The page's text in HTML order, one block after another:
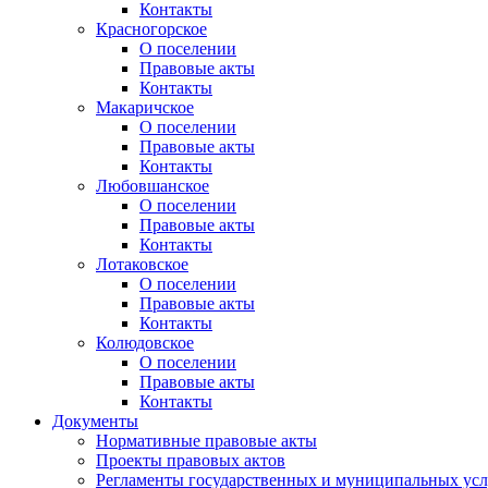
Контакты
Красногорское
О поселении
Правовые акты
Контакты
Макаричское
О поселении
Правовые акты
Контакты
Любовшанское
О поселении
Правовые акты
Контакты
Лотаковское
О поселении
Правовые акты
Контакты
Колюдовское
О поселении
Правовые акты
Контакты
Документы
Нормативные правовые акты
Проекты правовых актов
Регламенты государственных и муниципальных